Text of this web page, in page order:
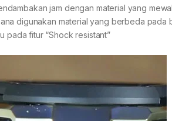
jam dengan material yang
digunakan material yang berbeda pada
pada fitur “Shock resistant”